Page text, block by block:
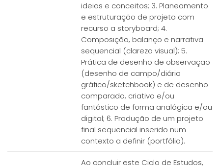
ideias e conceitos; 3. Planeamento
e estruturação de projeto com
recurso a storyboard; 4.
Composição, balanço e narrativa
sequencial (clareza visual); 5.
Prática de desenho de observação
(desenho de campo/diário
gráfico/sketchbook) e de desenho
comparado, criativo e/ou
fantástico de forma analógica e/ou
digital; 6. Produção de um projeto
final sequencial inserido num
contexto a definir (portfólio).
Ao concluir este Ciclo de Estudos,